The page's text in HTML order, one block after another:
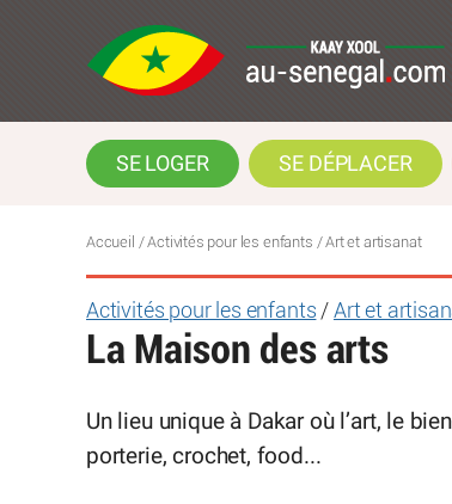
SE LOGER SE DÉPLACER
Accueil / Activités pour les enfants / Art et artisanat
Activités pour les enfants / Art et
La Maison des arts
Un lieu unique à Dakar où l’art, le
porterie, crochet, food...